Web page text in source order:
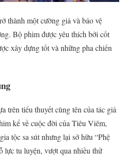
thành một cường giả và bảo vệ
Bộ phim được yêu thích bởi cốt
xây dựng tốt và những pha chiến
trên tiểu thuyết cùng tên của tác giả
kể về cuộc đời của Tiêu Viêm,
tộc sa sút nhưng lại sở hữu “Phệ
lực tu luyện, vượt qua nhiều thử